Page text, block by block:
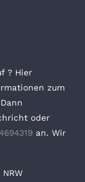
? Hier
zum
oder
an. Wir